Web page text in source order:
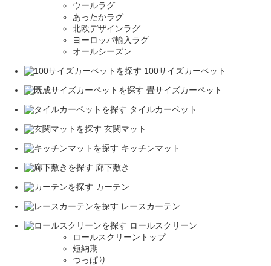
ウールラグ
あったかラグ
北欧デザインラグ
ヨーロッパ輸入ラグ
オールシーズン
100サイズカーペット
畳サイズカーペット
タイルカーペット
玄関マット
キッチンマット
廊下敷き
カーテン
レースカーテン
ロールスクリーン
ロールスクリーントップ
短納期
つっぱり